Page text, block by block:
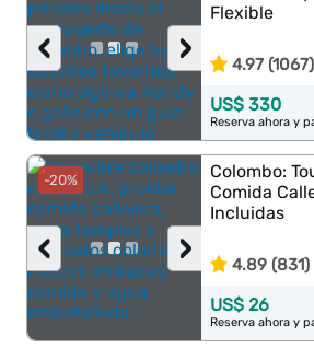
›
‹
Flexible
4.97 (1067)
US$ 330
Reserva ahora y
-20%
›
‹
Colombo:
Comida
Incluidas
4.89 (831)
US$ 26
Reserva ahora y